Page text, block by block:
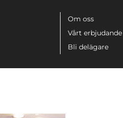
Meny
Om oss
Vårt erbjudande
Bli delägare